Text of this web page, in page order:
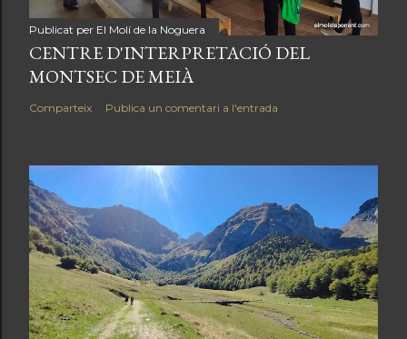
Publicat per El Molí de la Noguera
CENTRE D'INTERPRETACIÓ DEL
MONTSEC DE MEIÀ
Comparteix Publica un comentari a l'entrada